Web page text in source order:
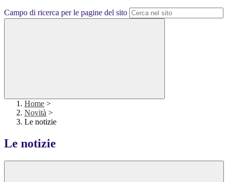
Campo di ricerca per le pagine del sito
Home >
Novità >
Le notizie
Le notizie